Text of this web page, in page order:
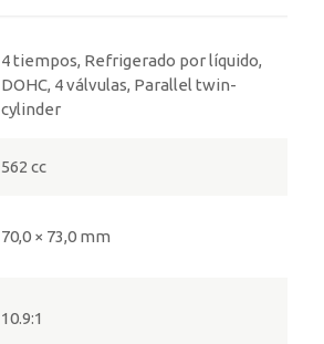
4 tiempos, Refrigerado por líquido,
DOHC, 4 válvulas, Parallel twin-
cylinder
562 cc
70,0 × 73,0 mm
10.9:1